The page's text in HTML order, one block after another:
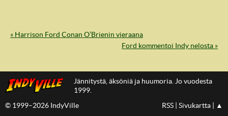
IndyVille
« Harrison Ford Conan O’Brienin vieraana
Ford kommentoi Indy nelosta »
Jännitystä, äksöniä ja huumoria. Jo vuodesta
1999.
© 1999–2026 IndyVille
RSS Sivukartta ▲